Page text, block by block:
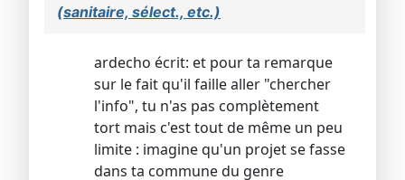
(sanitaire, sélect., etc.)
ardecho écrit: et pour ta remarque
sur le fait qu'il faille aller "chercher
l'info", tu n'as pas complètement
tort mais c'est tout de même un peu
limite : imagine qu'un projet se fasse
dans ta commune du genre